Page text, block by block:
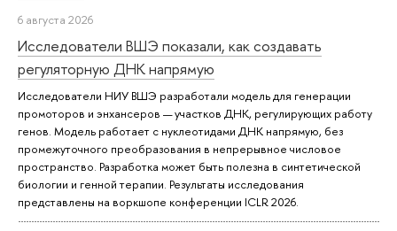
6 августа 2026
Исследователи ВШЭ показали, как создавать
регуляторную ДНК напрямую
Исследователи НИУ ВШЭ разработали модель для генерации
промоторов и энхансеров — участков ДНК, регулирующих работу
генов. Модель работает с нуклеотидами ДНК напрямую, без
промежуточного преобразования в непрерывное числовое
пространство. Разработка может быть полезна в синтетической
биологии и генной терапии. Результаты исследования
представлены на воркшопе конференции ICLR 2026.